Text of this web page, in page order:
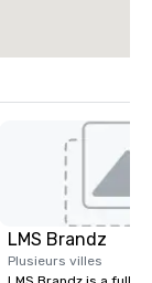
LMS Brandz
Plusieurs villes